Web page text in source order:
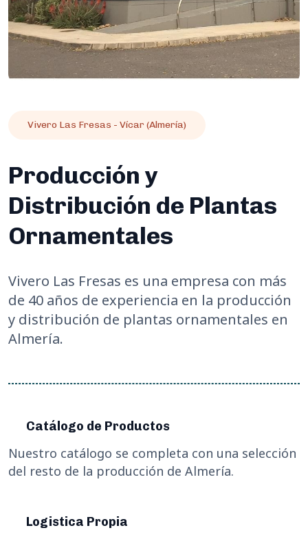
Vivero Las Fresas - Vícar (Almería)
Producción y
Distribución de Plantas
Ornamentales
Vivero Las Fresas es una empresa con más
de 40 años de experiencia en la producción
y distribución de plantas ornamentales en
Almería.
Catálogo de Productos
Nuestro catálogo se completa con una selección
del resto de la producción de Almería.
Logistica Propia